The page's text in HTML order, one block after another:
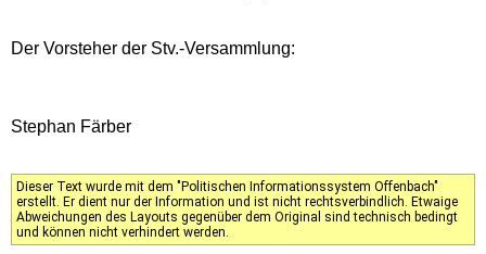
Der Vorsteher der Stv.-Versammlung:
Stephan Färber
Dieser Text wurde mit dem "Politischen Informationssystem Offenbach"
erstellt. Er dient nur der Information und ist nicht rechtsverbindlich. Etwaige
Abweichungen des Layouts gegenüber dem Original sind technisch bedingt
und können nicht verhindert werden.